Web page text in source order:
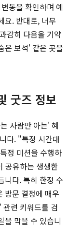
동을 확인하며 예
요. 반대로, 너무
감히 다음을 기약
은 보석' 같은 곳을
굿즈 정보
사람만 아는' 혜
다. "특정 시간대
정 미션을 수행하
공유하는 생생한
니다. 특히 한정 수
방문 결정에 매우
련 키워드를 검
을 막을 수 있습니